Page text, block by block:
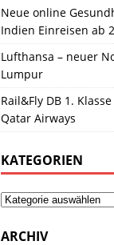
Neue online
Indien Einreisen ab
Lufthansa – neuer
Lumpur
Rail&Fly DB 1.
Qatar Airways
KATEGORIEN
ARCHIV